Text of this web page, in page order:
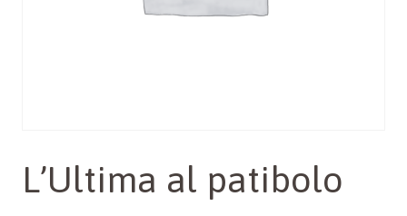
L’Ultima al patibolo